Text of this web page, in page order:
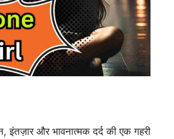
इंतज़ार और भावनात्मक दर्द की एक गहरी